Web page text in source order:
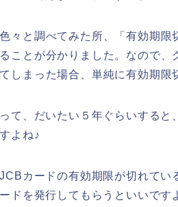
々と調べてみた所、「有効期
ことが分かりました。なので
しまった場合、単純に有効期限
て、だいたい５年ぐらいすると
よね♪
カードの有効期限が切れて
ドを発行してもらうといいで